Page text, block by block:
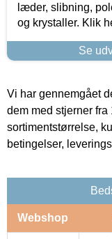
læder, slibning,
og krystaller. Klik
Se
Vi har gennemgået
dem med stjerner
sortimentstørrelse,
betingelser,
Webshop